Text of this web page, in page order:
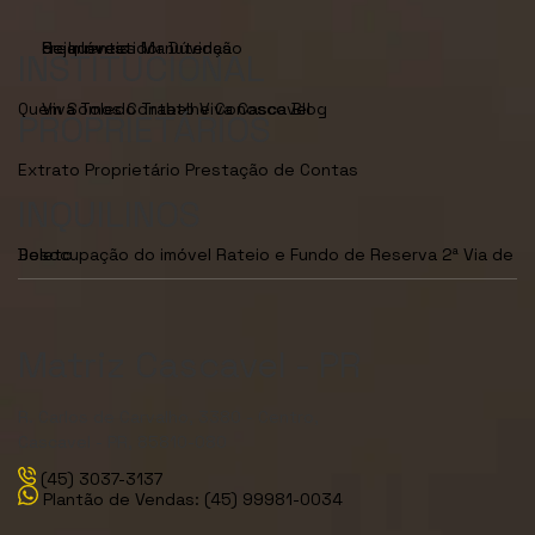
Seja Investidor
Dúvidas Frequentes
Manutenção de Imóveis
INSTITUCIONAL
Quem Somos Contato Viva Cascavel
Viva Toledo Trabalhe Conosco Blog
PROPRIETÁRIOS
Extrato Proprietário Prestação de Contas
Desocupação do imóvel Rateio e Fundo de Reserva
2ª Via de Boleto
(45) 3037-3137
Plantão de Vendas: (45) 99981-0034